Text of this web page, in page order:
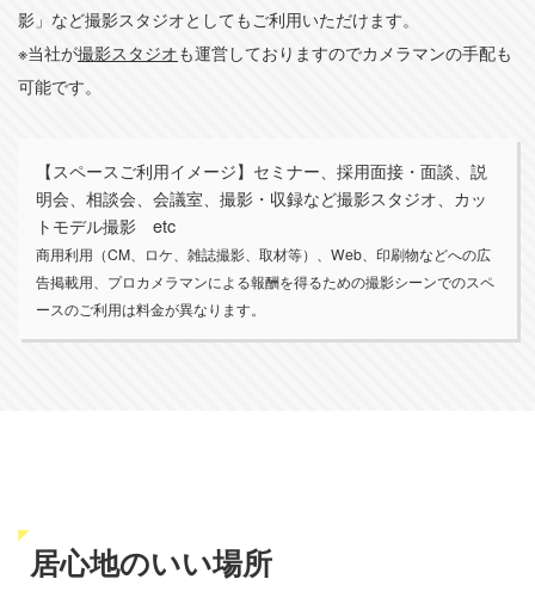
影」など撮影スタジオとしてもご利用いただけます。
※当社が撮影スタジオも運営しておりますのでカメラマンの手配も
可能です。
【スペースご利用イメージ】セミナー、採用面接・面談、説
明会、相談会、会議室、撮影・収録など撮影スタジオ、カッ
トモデル撮影 etc
商用利用（CM、ロケ、雑誌撮影、取材等）、Web、印刷物などへの広
告掲載用、プロカメラマンによる報酬を得るための撮影シーンでのスペ
ースのご利用は料金が異なります。
居心地のいい場所